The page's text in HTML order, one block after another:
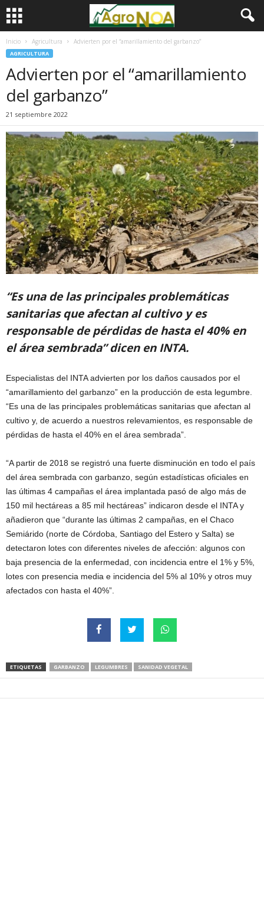
Inicio Agricultura Advierten por el “amarillamiento del garbanzo”
AGRICULTURA
Advierten por el “amarillamiento
del garbanzo”
21 septiembre 2022
“Es una de las principales problemáticas
sanitarias que afectan al cultivo y es
responsable de pérdidas de hasta el 40% en
el área sembrada” dicen en INTA.
Especialistas del INTA advierten por los daños causados por el
“amarillamiento del garbanzo” en la producción de esta legumbre.
“Es una de las principales problemáticas sanitarias que afectan al
cultivo y, de acuerdo a nuestros relevamientos, es responsable de
pérdidas de hasta el 40% en el área sembrada”.
“A partir de 2018 se registró una fuerte disminución en todo el país
del área sembrada con garbanzo, según estadísticas oficiales en
las últimas 4 campañas el área implantada pasó de algo más de
150 mil hectáreas a 85 mil hectáreas” indicaron desde el INTA y
añadieron que “durante las últimas 2 campañas, en el Chaco
Semiárido (norte de Córdoba, Santiago del Estero y Salta) se
detectaron lotes con diferentes niveles de afección: algunos con
baja presencia de la enfermedad, con incidencia entre el 1% y 5%,
lotes con presencia media e incidencia del 5% al 10% y otros muy
afectados con hasta el 40%”.
ETIQUETAS GARBANZO LEGUMBRES SANIDAD VEGETAL